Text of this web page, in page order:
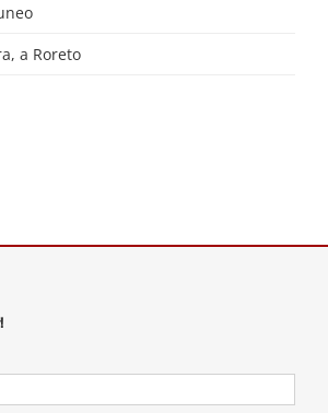
a Roreto